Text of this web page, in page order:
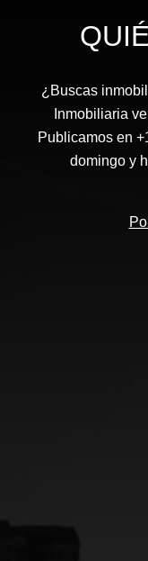
¿Buscas
Inmobiliaria
Publicamos en
domingo y